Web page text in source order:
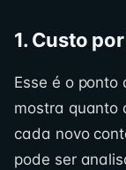
1. Custo
Esse é o
mostra quanto
cada novo
pode ser